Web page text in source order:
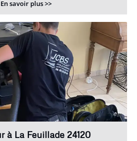
En savoir plus >>
à La Feuillade 24120